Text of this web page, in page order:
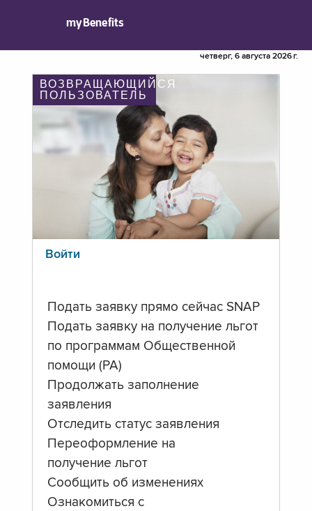
myBenefits
четверг, 6 августа 2026 г.
ВОЗВРАЩАЮЩИЙСЯ
ПОЛЬЗОВАТЕЛЬ
Войти
Подать заявку прямо сейчас SNAP
Подать заявку на получение льгот
по программам Общественной
помощи (PA)
Продолжать заполнение
заявления
Отследить статус заявления
Переоформление на
получение льгот
Сообщить об изменениях
Ознакомиться с